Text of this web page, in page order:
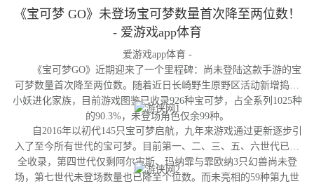
《宝可梦 GO》未登场宝可梦数量首次降至两位数！
- 爱游戏app体育
爱游戏app体育 -
《宝可梦GO》近期迎来了一个里程碑：尚未登陆这款手游的宝
可梦数量首次降至两位数。随着近日长崎野生原野区活动新增捣蛋
小妖进化家族，目前游戏图鉴已收录926种宝可梦，占全系列1025种
的90.3%，未登场角色仅余99种。
自2016年以初代145只宝可梦启航，九年来游戏通过更新逐步引
入了至今所有世代的宝可梦。目前第一、二、三、五、六世代已完
全收录，第四世代仅剩阿尔宙斯、玛纳霏与霏欧纳3只幻兽尚未登
场，第七世代未登场数量也已降至个位数。而未亮相的59种第九世